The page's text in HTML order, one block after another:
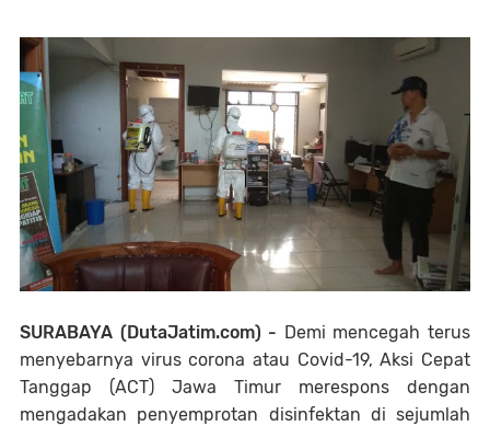
SURABAYA (DutaJatim.com) - Demi mencegah terus
menyebarnya virus corona atau Covid-19, Aksi Cepat
Tanggap (ACT) Jawa Timur merespons dengan
mengadakan penyemprotan disinfektan di sejumlah